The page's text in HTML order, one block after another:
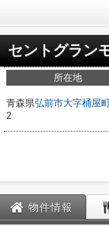
セントグラン
所在地
青森県弘前市大字桶屋
2
物件情報